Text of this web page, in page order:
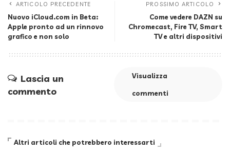
ARTICOLO PRECEDENTE
Nuovo iCloud.com in Beta:
Apple pronto ad un rinnovo
grafico e non solo
PROSSIMO ARTICOLO
Come vedere DAZN su
Chromecast, Fire TV, Smart
TV e altri dispositivi
Lascia un
commento
Visualizza
commenti
Altri articoli che potrebbero interessarti